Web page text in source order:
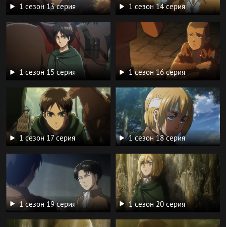
1 сезон 13 серия 1 сезон 14 серия
1 сезон 15 серия 1 сезон 16 серия
1 сезон 17 серия 1 сезон 18 серия
1 сезон 19 серия 1 сезон 20 серия